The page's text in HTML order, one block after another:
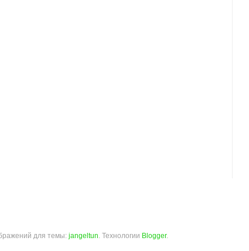
для темы: jangeltun. Технологии Blogger.